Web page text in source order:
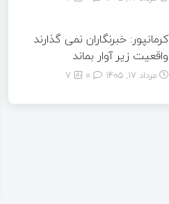
کرمانپور: خبرنگاران نمی گذارند
واقعیت زیر آوار بماند
مرداد ۱۷, ۱۴۰۵ 7